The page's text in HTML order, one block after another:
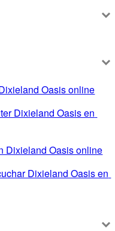
Oasis online
Dixieland Oasis en
Dixieland Oasis online
Dixieland Oasis en